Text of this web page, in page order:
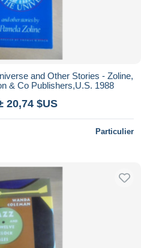
and Other Stories - Zoline,
& Co Publishers,U.S. 1988
20,74 $US
Particulier